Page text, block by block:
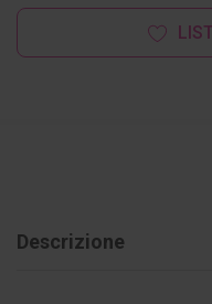
Descrizione